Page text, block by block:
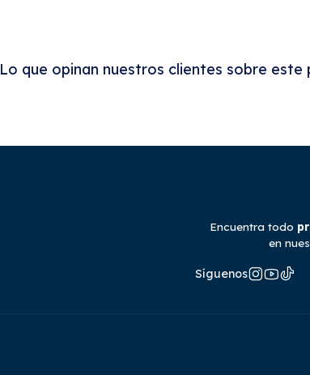
Lo que opinan nuestros clientes sobre este
Encuentra todo
en
Síguenos